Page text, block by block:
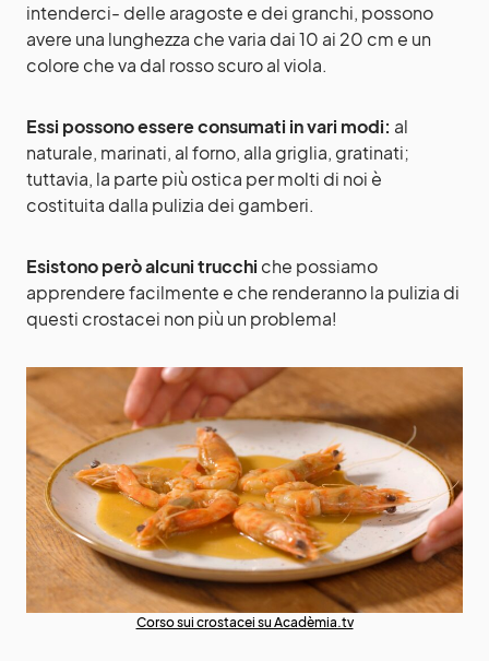
intenderci- delle aragoste e dei granchi, possono
avere una lunghezza che varia dai 10 ai 20 cm e un
colore che va dal rosso scuro al viola.
Essi possono essere consumati in vari modi: al
naturale, marinati, al forno, alla griglia, gratinati;
tuttavia, la parte più ostica per molti di noi è
costituita dalla pulizia dei gamberi.
Esistono però alcuni trucchi che possiamo
apprendere facilmente e che renderanno la pulizia di
questi crostacei non più un problema!
Corso sui crostacei su Acadèmia.tv